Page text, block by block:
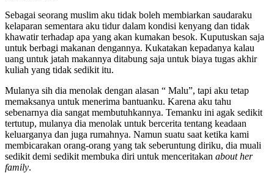
Sebagai seorang muslim aku tidak boleh membiarkan saudaraku
kelaparan sementara aku tidur dalam kondisi kenyang dan tidak
khawatir terhadap apa yang akan kumakan besok. Kuputuskan saja
untuk berbagi makanan dengannya. Kukatakan kepadanya kalau
uang untuk jatah makannya ditabung saja untuk biaya tugas akhir
kuliah yang tidak sedikit itu.
Mulanya sih dia menolak dengan alasan “ Malu”, tapi aku tetap
memaksanya untuk menerima bantuanku. Karena aku tahu
sebenarnya dia sangat membutuhkannya. Temanku ini agak sedikit
tertutup, mulanya dia menolak untuk bercerita tentang keadaan
keluarganya dan juga rumahnya. Namun suatu saat ketika kami
membicarakan orang-orang yang tak seberuntung diriku, dia muali
sedikit demi sedikit membuka diri untuk menceritakan about her
family.